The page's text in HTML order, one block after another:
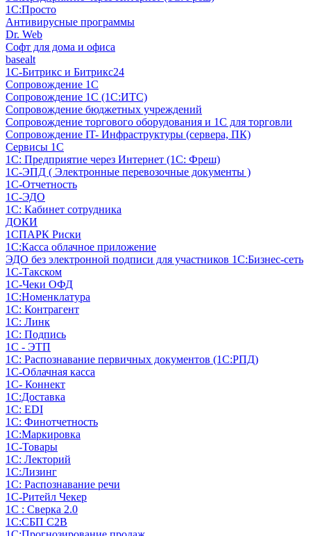
1С:Просто
Антивирусные программы
Dr. Web
Софт для дома и офиса
basealt
1С-Битрикс и Битрикс24
Сопровождение 1С
Сопровождение 1С (1С:ИТС)
Сопровождение бюджетных учреждений
Сопровождение торгового оборудования и 1С для торговли
Сопровождение IT- Инфраструктуры (сервера, ПК)
Сервисы 1С
1С: Предприятие через Интернет (1С: Фреш)
1С-ЭПД ( Электронные перевозочные документы )
1С-Отчетность
1С-ЭДО
1С: Кабинет сотрудника
ДОКИ
1СПАРК Риски
1С:Касса облачное приложение
ЭДО без электронной подписи для участников 1С:Бизнес-сеть
1С-Такском
1С-Чеки ОФД
1С:Номенклатура
1С: Контрагент
1С: Линк
1С: Подпись
1С - ЭТП
1С: Распознавание первичных документов (1С:РПД)
1С-Облачная касса
1С- Коннект
1С:Доставка
1С: EDI
1С: Финотчетность
1С:Маркировка
1С-Товары
1С: Лекторий
1С:Лизинг
1С: Распознавание речи
1C-Ритейл Чекер
1С : Сверка 2.0
1С:СБП C2B